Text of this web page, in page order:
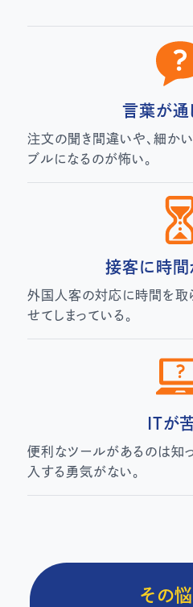
言葉が通
注文の聞き間違いや、細か
ブルになるのが怖い。
接客に時間
外国人客の対応に時間を取
せてしまっている。
ITが
便利なツールがあるのは知
入する勇気がない。
その悩